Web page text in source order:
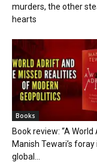
murders, the other
hearts
Books
Book review: “A
Manish Tewari’s foray
global...